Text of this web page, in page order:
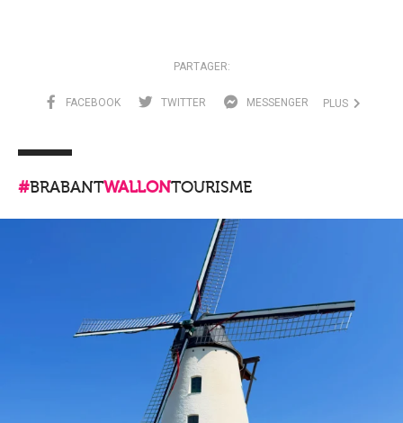
PARTAGER:
FACEBOOK TWITTER MESSENGER PLUS
#BRABANTWALLONTOURISME